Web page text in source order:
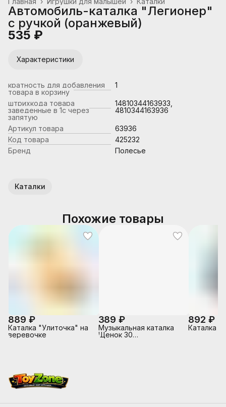
Автомобиль-каталка "Легионер"
с ручкой (оранжевый)
535 ₽
Характеристики
кратность для добавления
товара в корзину
1
штрихкода товара
заведенные в 1с через
запятую
14810344163933,
4810344163936
Артикул товара
63936
Код товара
425232
Бренд
Полесье
Каталки
Похожие товары
889 ₽
Каталка "Улиточка" на
веревочке
389 ₽
Музыкальная каталка
Щенок 30
892 ₽
Каталка